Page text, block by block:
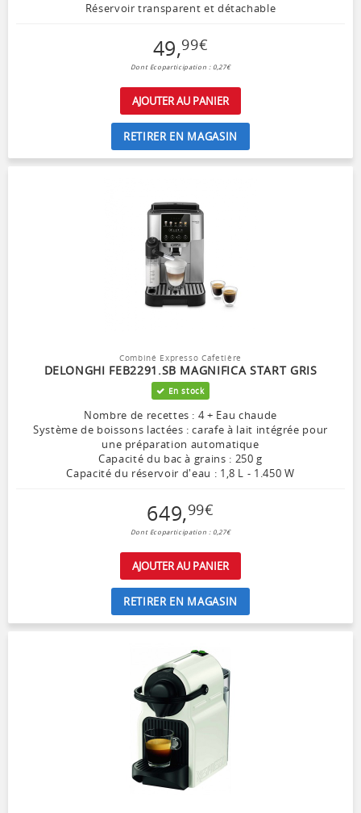
Réservoir transparent et détachable
49,99€
Dont Ecoparticipation : 0,27€
AJOUTER AU PANIER
RETIRER EN MAGASIN
Combiné Expresso Cafetière
DELONGHI FEB2291.SB MAGNIFICA START GRIS
En stock
Nombre de recettes : 4 + Eau chaude
Système de boissons lactées : carafe à lait intégrée pour
une préparation automatique
Capacité du bac à grains : 250 g
Capacité du réservoir d'eau : 1,8 L - 1.450 W
649,99€
Dont Ecoparticipation : 0,27€
AJOUTER AU PANIER
RETIRER EN MAGASIN